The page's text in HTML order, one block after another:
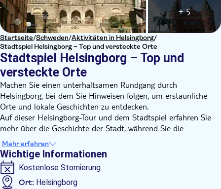
Startseite/Schweden/Aktivitäten in Helsingborg/
Stadtspiel Helsingborg – Top und versteckte Orte
Stadtspiel Helsingborg – Top und
versteckte Orte
+ 5
Machen Sie einen unterhaltsamen Rundgang durch
Helsingborg, bei dem Sie Hinweisen folgen, um erstaunliche
Orte und lokale Geschichten zu entdecken.
Auf dieser Helsingborg-Tour und dem Stadtspiel erfahren Sie
mehr über die Geschichte der Stadt, während Sie die
wichtigsten Sehenswürdigkeiten von Helsingborg wie das
Schloss Helsingborg, Henry Dunkers Plats, das Rathaus von
Helsingborg und weitere Sehenswürdigkeiten besuchen.
Lust auf einen lustigen Helsingborg-Spaziergang?
Handlung:
Mehr erfahren
Wichtige Informationen
Kostenlose Stornierung
Ort: Helsingborg